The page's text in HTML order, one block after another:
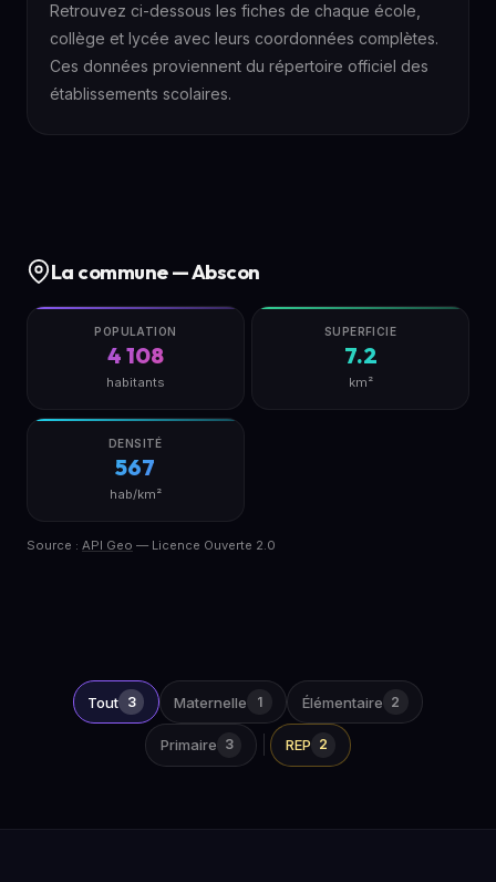
Retrouvez ci-dessous les fiches de chaque école,
collège et lycée avec leurs coordonnées complètes.
Ces données proviennent du répertoire officiel des
établissements scolaires.
La commune — Abscon
POPULATION
4 108
habitants
SUPERFICIE
7.2
km²
DENSITÉ
567
hab/km²
Source : API Geo — Licence Ouverte 2.0
Tout 3 Maternelle 1 Élémentaire 2
Primaire 3 REP 2